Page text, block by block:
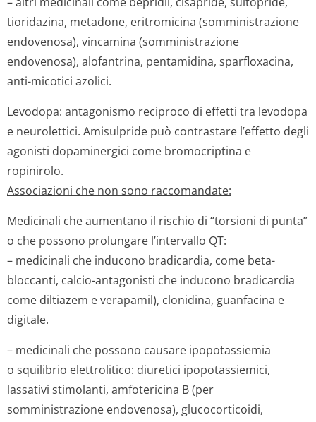
tioridazina, metadone, eritromicina (somministrazione
endovenosa), vincamina (somministrazione
endovenosa), alofantrina, pentamidina, sparfloxacina,
anti-micotici azolici.
Levodopa: antagonismo reciproco di effetti tra levodopa
e neurolettici. Amisulpride può contrastare l’effetto degli
agonisti dopaminergici come bromocriptina e
ropinirolo.
Associazioni che non sono raccomandate:
Medicinali che aumentano il rischio di “torsioni di punta”
o che possono prolungare l’intervallo QT:
– medicinali che inducono bradicardia, come beta-
bloccanti, calcio-antagonisti che inducono bradicardia
come diltiazem e verapamil), clonidina, guanfacina e
digitale.
– medicinali che possono causare ipopotassiemia
o squilibrio elettrolitico: diuretici ipopotassiemici,
lassativi stimolanti, amfotericina B (per
somministrazione endovenosa), glucocorticoidi,